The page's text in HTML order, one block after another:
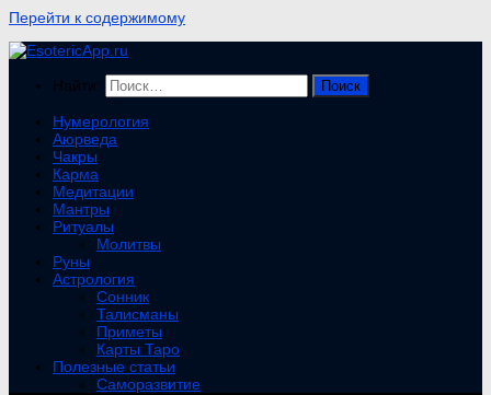
Перейти к содержимому
Найти:
Нумерология
Аюрведа
Чакры
Карма
Медитации
Мантры
Ритуалы
Молитвы
Руны
Астрология
Сонник
Талисманы
Приметы
Карты Таро
Полезные статьи
Саморазвитие